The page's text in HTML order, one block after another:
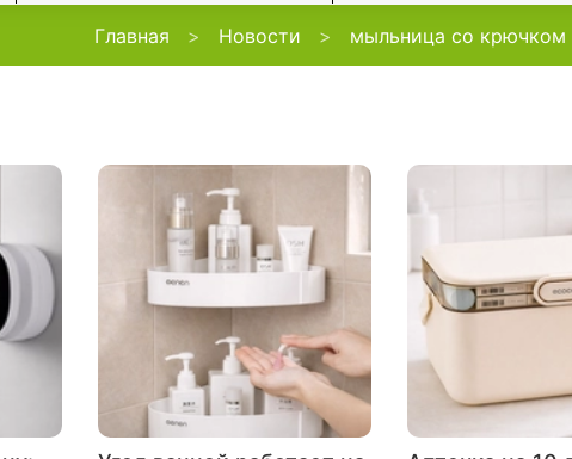
Главная Новости мыльница со крючком